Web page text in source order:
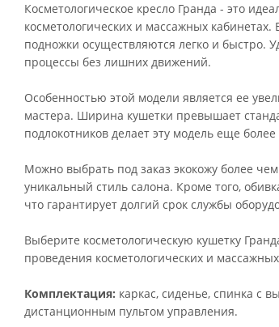
Косметологическое кресло Гранда - это
косметологических и массажных
подножки осуществляются легко и быстро.
процессы без лишних движений.
Особенностью этой модели является ее
мастера. Ширина кушетки превышает
подлокотников делает эту модель еще
Можно выбрать под заказ экокожу более
уникальный стиль салона. Кроме того,
что гарантирует долгий срок службы
Выберите косметологическую кушетку
проведения косметологических и
Комплектация: каркас, сиденье, спинка с
дистанционным пультом управления.